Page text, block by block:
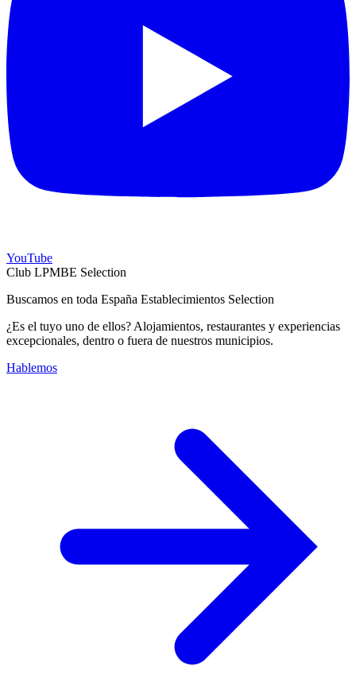
YouTube
Club LPMBE Selection
Buscamos en toda España Establecimientos Selection
¿Es el tuyo uno de ellos? Alojamientos, restaurantes y experiencias
excepcionales, dentro o fuera de nuestros municipios.
Hablemos